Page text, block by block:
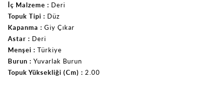
İç Malzeme
Deri
Topuk Tipi
Düz
Kapanma
Giy Çıkar
Astar
Deri
Menşei
Türkiye
Burun
Yuvarlak Burun
Topuk Yüksekliği (Cm)
2.00